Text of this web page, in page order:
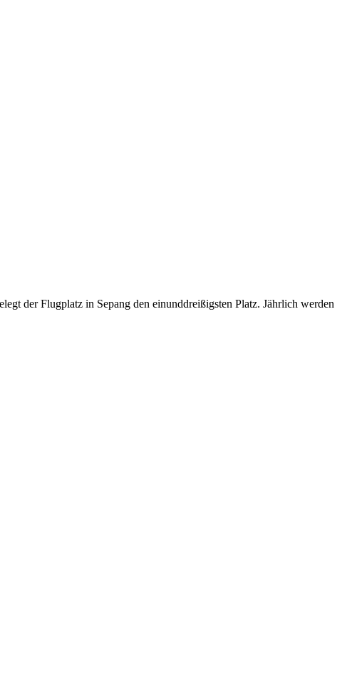
der Flugplatz in Sepang den einunddreißigsten Platz. Jährlich werden